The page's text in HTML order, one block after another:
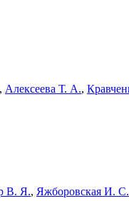
, Алексеева Т. А.,
В. Я., Яжборовская И. С.